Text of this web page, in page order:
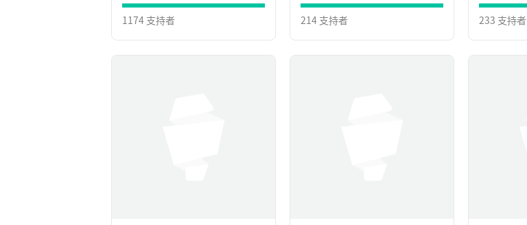
1174 支持者 214 支持者 233 支持者